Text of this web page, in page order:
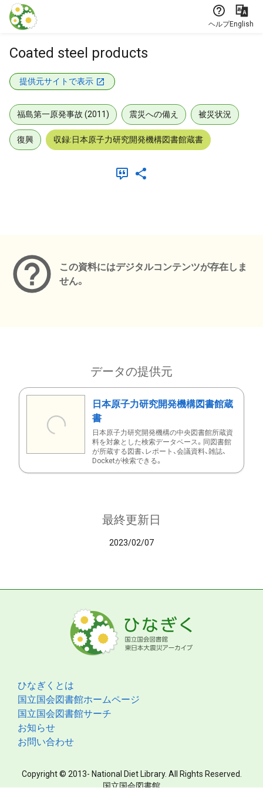
本文に飛ぶ
ヘルプEnglish
Coated steel products
提供元サイトで表示
福島第一原発事故 (2011) 震災への備え 被災状況
復興 収録:日本原子力研究開発機構図書館蔵書
この資料にはデジタルコンテンツが存在しま
せん。
データの提供元
日本原子力研究開発機構図書館蔵
書
日本原子力研究開発機構の中央図書館所蔵資
料を対象とした検索データベース。同図書館
が所蔵する図書、レポート、会議資料、雑誌、
Docketが検索できる。
最終更新日
2023/02/07
ひなぎくとは
国立国会図書館ホームページ
国立国会図書館サーチ
お知らせ
お問い合わせ
Copyright © 2013- National Diet Library. All Rights Reserved.